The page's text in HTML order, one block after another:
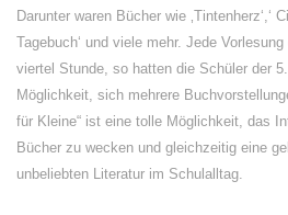
Darunter waren Bücher wie ‚Tintenherz‘,‘
Tagebuch‘ und viele mehr. Jede
viertel Stunde, so hatten die Schüler der
Möglichkeit, sich mehrere
für Kleine“ ist eine tolle Möglichkeit, das
Bücher zu wecken und gleichzeitig eine
unbeliebten Literatur im Schulalltag.